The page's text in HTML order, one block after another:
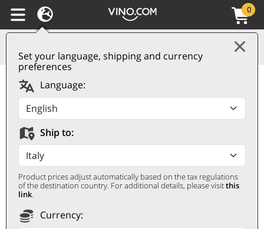
Set your language, shipping and currency
preferences
Language:
Ship to:
Product prices adjust automatically based on the tax regulations
of the destination country. For additional details, please visitthis
link.
Currency:
0
Champagne AOC Extra
Brut Ultradition
Laherte Frères
LAHERTE FRÈRES
0,75 ℓ